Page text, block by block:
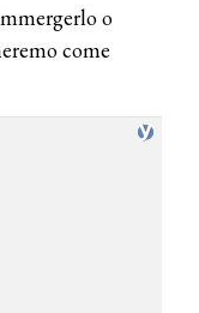
o
come